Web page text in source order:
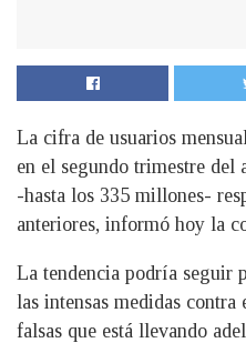
La cifra de usuarios
en el segundo trimestre del
-hasta los 335 millones-
anteriores, informó hoy la
La tendencia podría seguir
las intensas medidas
falsas que está llevando